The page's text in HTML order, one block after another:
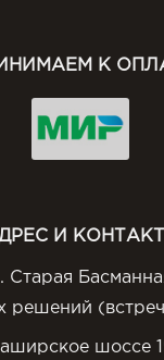
К
И
Старая
решений
шоссе